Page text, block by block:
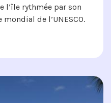
l’île rythmée par son
de l’UNESCO.